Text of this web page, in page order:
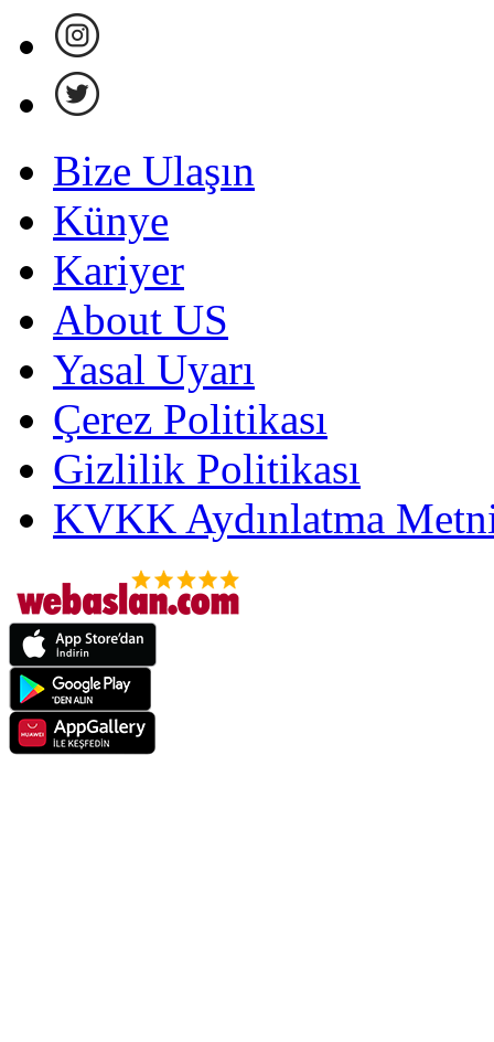
Bize Ulaşın
Künye
Kariyer
About US
Yasal Uyarı
Çerez Politikası
Gizlilik Politikası
KVKK Aydınlatma